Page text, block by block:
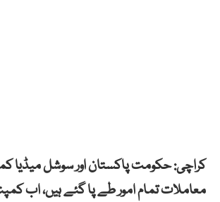
کراچی: حکومت پاکستان اور سوشل میڈیا
معاملات تمام امور طے پا گئے ہیں، اب